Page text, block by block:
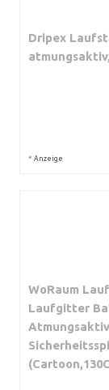
Dripex
* Anzeige
WoRaum
Laufgitter